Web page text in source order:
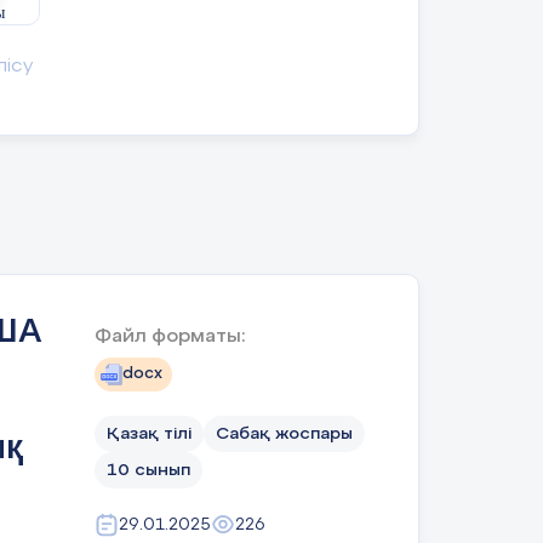
Файл форматы:
docx
Қазақ тілі Сабақ жоспары
10 сынып
29.01.2025 226